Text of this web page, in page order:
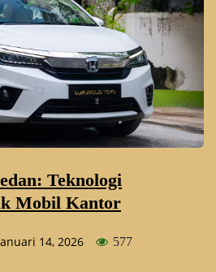
Teknologi
Mobil Kantor
14, 2026 577